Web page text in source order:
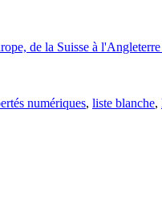
de la Suisse à
numériques, liste blanche,